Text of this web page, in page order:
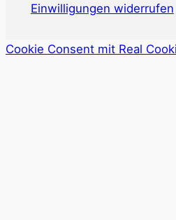
Einwilligungen widerrufen
Cookie Consent mit Real